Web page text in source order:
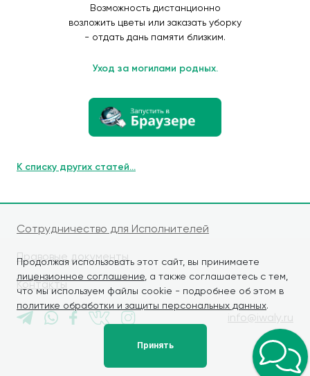
Продолжая использовать этот сайт, вы принимаете
лицензионное соглашение , а также соглашаетесь с тем,
что мы используем файлы cookie - подробнее об этом в
политике обработки и защиты персональных данных.
Принять
Возможность дистанционно
возложить цветы или заказать уборку
- отдать дань памяти близким.
Уход за могилами родных.
К списку других статей...
Сотрудничество для Исполнителей
Правовые документы
Контакты
info@iwaly.ru